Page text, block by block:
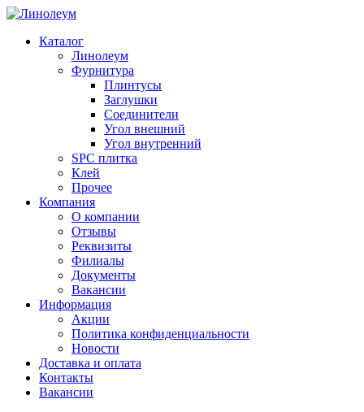
Каталог
Линолеум
Фурнитура
Плинтусы
Заглушки
Соединители
Угол внешний
Угол внутренний
SPC плитка
Клей
Прочее
Компания
О компании
Отзывы
Реквизиты
Филиалы
Документы
Вакансии
Информация
Акции
Политика конфиденциальности
Новости
Доставка и оплата
Контакты
Вакансии